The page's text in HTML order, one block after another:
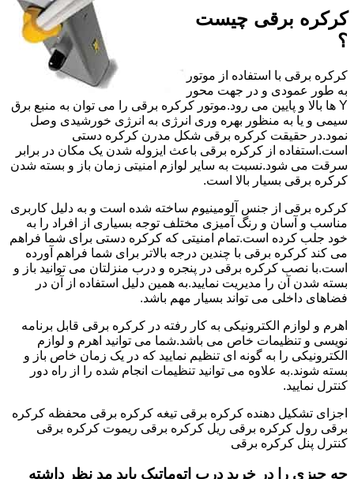
کرکره برقی چیست
؟
کرکره برقی با استفاده از موتور
به طور عمودی و در جهت محور
Y ها بالا و پایین می رود.موتور کرکره برقی را می توان به منبع برق
سیمی و یا به منظور بهره وری انرژی به انرژی خورشیدی وصل
نمود.در حقیقت کرکره برقی شکل مدرن کرکره دستی
است.استفاده از کرکره برقی باعث ایزوله شدن یک مکان در برابر
سرقت می شود.نسبت به سایر لوازم امنیتی زمان باز و بسته شدن
کرکره برقی بسیار بالا است.
کرکره برقی از جنس آلومینیوم ساخته شده است و به دلیل کاربری
مناسب و آسان و رنگ آمیزی مختلف توجه بسیاری از افراد را به
خود جلب کرده است.تمام امنیتی که کرکره دستی برای شما فراهم
می کند کرکره برقی با چندین درجه بالاتر برای شما فراهم آورده
است.با نصب کرکره برقی در پنجره و درب منزلتان می توانید باز و
بسته شدن آن را مدیریت نمایید.به همین دلیل استفاده از آن در
فضاهای داخلی می تواند بسیار مهم باشد.
اهرم و لوازم الکترونیکی به کار رفته در کرکره برقی قابل برنامه
نویسی و تنظیمات خاص می باشد.شما می توانید اهرم و لوازم
الکترونیکی را به گونه ای تنظیم نمایید که در یک زمان خاص باز و
بسته شوند.به علاوه می توانید تنظیمات انجام شده را از راه دور
کنترل نمایید.
اجزای تشکیل دهنده کرکره برقی تیغه کرکره برقی محفظه کرکره
برقی رول کرکره برقی ریل کرکره برقی ریموت کرکره برقی
کنترل پنل کرکره برقی
جه چیزی را در خرید درب اتوماتیک باید مد نظر داشته